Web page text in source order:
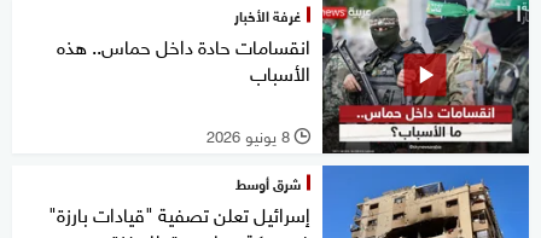
غرفة الأخبار
انقسامات حادة داخل حماس.. هذه
الأسباب
l 8 يونيو 2026
شرق أوسط
إسرائيل تعلن تصفية "قيادات بارزة"